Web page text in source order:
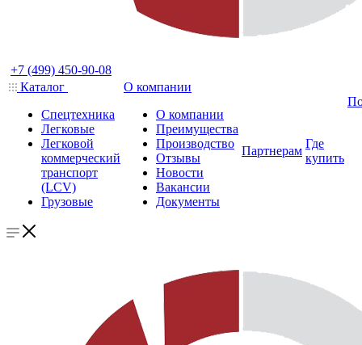
+7 (499) 450-90-08
Каталог
Спецтехника
Легковые
Легковой
коммерческий
транспорт
(LCV)
Грузовые
О компании
О компании
Преимущества
Производство
Отзывы
Новости
Вакансии
Документы
Партнерам
Где
купить